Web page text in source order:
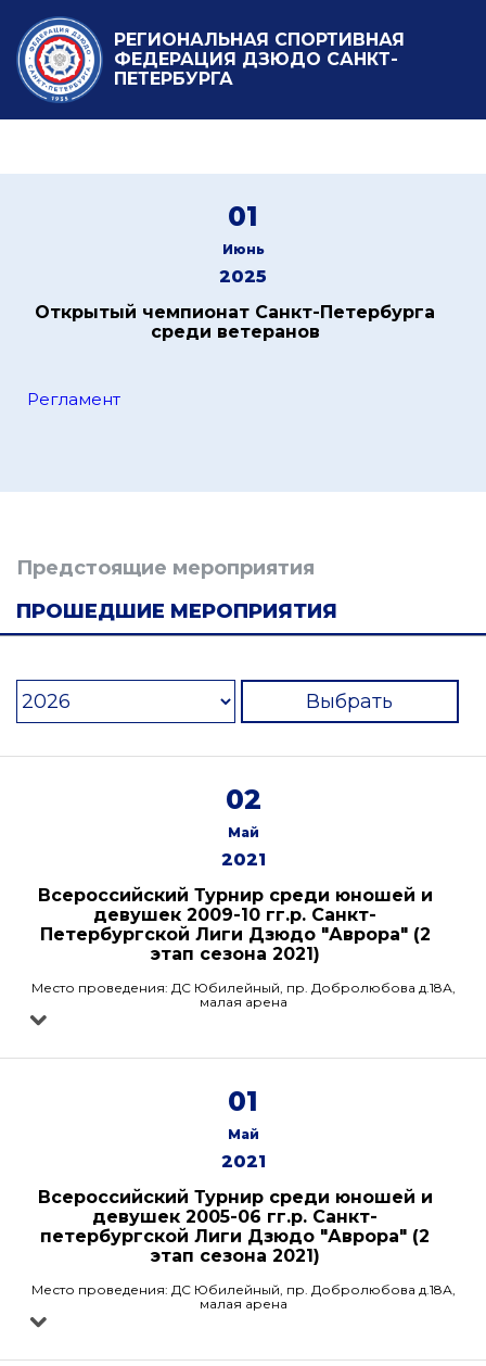
РЕГИОНАЛЬНАЯ СПОРТИВНАЯ
ФЕДЕРАЦИЯ ДЗЮДО САНКТ-
ПЕТЕРБУРГА
01
Июнь
2025
Открытый чемпионат Санкт-Петербурга
среди ветеранов
Регламент
Предстоящие мероприятия
ПРОШЕДШИЕ МЕРОПРИЯТИЯ
Выбрать
02
Май
2021
Всероссийский Турнир среди юношей и
девушек 2009-10 гг.р. Санкт-
Петербургской Лиги Дзюдо "Аврора" (2
этап сезона 2021)
Место проведения: ДС Юбилейный, пр. Добролюбова д.18А,
малая арена
01
Май
2021
Всероссийский Турнир среди юношей и
девушек 2005-06 гг.р. Санкт-
петербургской Лиги Дзюдо "Аврора" (2
этап сезона 2021)
Место проведения: ДС Юбилейный, пр. Добролюбова д.18А,
малая арена